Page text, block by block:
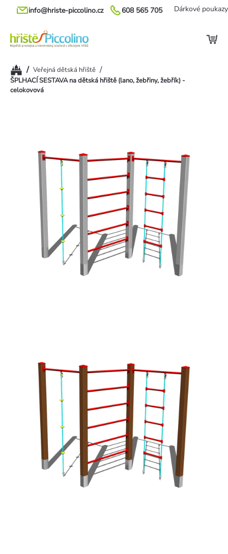
Přejít
608 565 705
info@hriste-piccolino.cz Dárkové poukazy
Domů/ Veřejná dětská hřiště /
ŠPLHACÍ SESTAVA na dětská hřiště (lano, žebřiny, žebřík) -
celokovová